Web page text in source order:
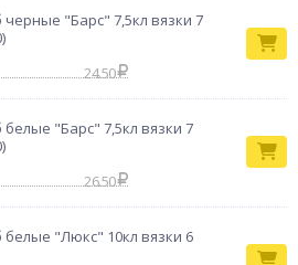
"Барс" 7,5кл вязки 7
24.50
"Барс" 7,5кл вязки 7
26.50
"Люкс" 10кл вязки 6